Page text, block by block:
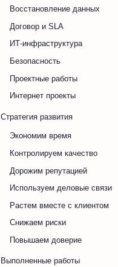
Восстановление данных
Договор и SLA
ИТ-инфраструктура
Безопасность
Проектные работы
Интернет проекты
Стратегия развития
Экономим время
Контролируем качество
Дорожим репутацией
Используем деловые связи
Растем вместе с клиентом
Снижаем риски
Повышаем доверие
Выполненные работы